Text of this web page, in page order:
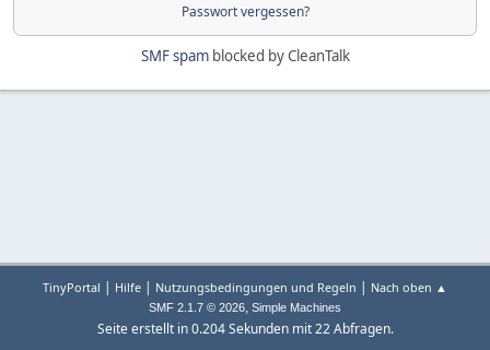
Passwort vergessen?
SMF spamblocked by CleanTalk
TinyPortal | Hilfe | Nutzungsbedingungen und Regeln | Nach oben ▲
SMF 2.1.7 © 2026, Simple Machines
Seite erstellt in 0.204 Sekunden mit 22 Abfragen.